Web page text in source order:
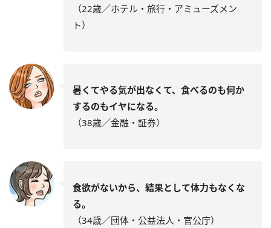
（22歳／ホテル・旅行・アミューズメン
ト）
暑くてやる気が出なくて、食べるのも何か
するのもイヤになる。
（38歳／金融・証券）
食欲がないから、結果として体力もなくな
る。
（34歳／団体・公益法人・官公庁）